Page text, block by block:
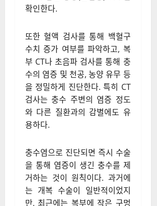
통, 골반염, 급성 담낭염 등 다른
질환과 증상이 유사해 정확한
진단이 중요하다. 병원에서는
복부 촉진을 통해 충수 부위를
눌렀을 때 통증(압통)과 손을 뗄
때 더 심한 통증(반발통) 여부를
확인한다.
수치 증가 여부를 파악하고, 복
부 CT나 초음파 검사를 통해 충
수의 염증 및 천공, 농양 유무 등
을 정밀하게 진단한다. 특히 CT
검사는 충수 주변의 염증 정도